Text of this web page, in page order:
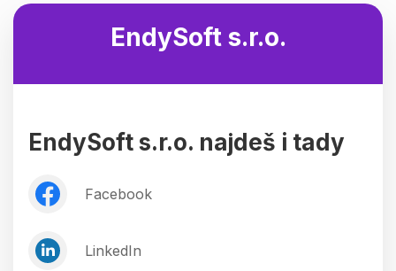
EndySoft s.r.o.
EndySoft s.r.o. najdeš i tady
Facebook
LinkedIn